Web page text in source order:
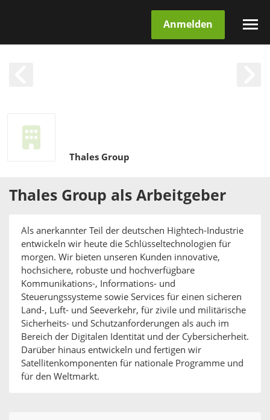
Anmelden
Thales Group
Thales Group als Arbeitgeber
Als anerkannter Teil der deutschen Hightech-Industrie
entwickeln wir heute die Schlüsseltechnologien für
morgen. Wir bieten unseren Kunden innovative,
hochsichere, robuste und hochverfügbare
Kommunikations-, Informations- und
Steuerungssysteme sowie Services für einen sicheren
Land-, Luft- und Seeverkehr, für zivile und militärische
Sicherheits- und Schutzanforderungen als auch im
Bereich der Digitalen Identität und der Cybersicherheit.
Darüber hinaus entwickeln und fertigen wir
Satellitenkomponenten für nationale Programme und
für den Weltmarkt.